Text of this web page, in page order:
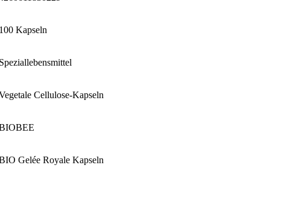
100 Kapseln
Speziallebensmittel
Cellulose-Kapseln
Gelée Royale Kapseln